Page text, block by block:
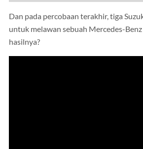
Dan pada percobaan terakhir, tiga
untuk melawan sebuah Mercedes-
hasilnya?